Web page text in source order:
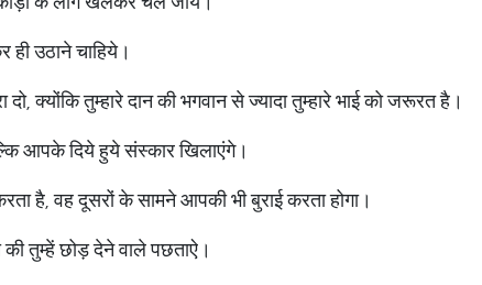
उठाने चाहिये।
क्योंकि तुम्हारे दान की भगवान से ज्यादा तुम्हारे भाई को जरूरत है।
आपके दिये हुये संस्कार खिलाएंगे।
है, वह दूसरों के सामने आपकी भी बुराई करता होगा।
तुम्हें छोड़ देने वाले पछताऐ।